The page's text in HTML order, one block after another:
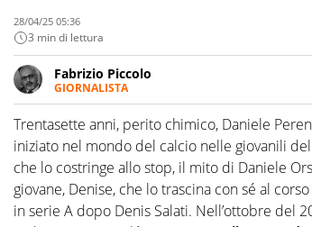
28/04/25 05:36
3 min di lettura
Fabrizio Piccolo
GIORNALISTA
Nella sua carriera ha seguito numerose
agenzie e testate. Esperienza,
prevalentemente di calcio
Trentasette anni, perito chimico, Daniele
iniziato nel mondo del calcio nelle giovanili
che lo costringe allo stop, il mito di Daniele
giovane, Denise, che lo trascina con sé al
in serie A dopo Denis Salati. Nell’ottobre del